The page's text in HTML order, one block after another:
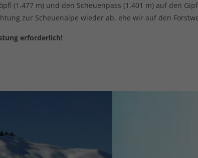
(1.477 m) und den Scheuenpass (1.401 m) auf den
zur Scheuenalpe wieder ab, ehe wir auf den
erforderlich!